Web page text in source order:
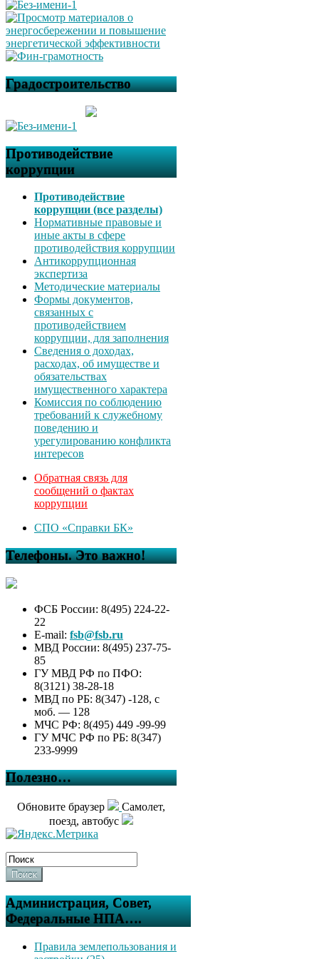
Градостроительство
Противодействие
коррупции
Противодействие
коррупции (все разделы)
Нормативные правовые и
иные акты в сфере
противодействия коррупции
Антикоррупционная
экспертиза
Методические материалы
Формы документов,
связанных с
противодействием
коррупции, для заполнения
Сведения о доходах,
расходах, об имуществе и
обязательствах
имущественного характера
Комиссия по соблюдению
требований к служебному
поведению и
урегулированию конфликта
интересов
Обратная связь для
сообщений о фактах
коррупции
СПО «Справки БК»
Телефоны. Это важно!
ФСБ России: 8(495) 224-22-
22
E-mail: fsb@fsb.ru
МВД России: 8(495) 237-75-
85
ГУ МВД РФ по ПФО:
8(3121) 38-28-18
МВД по РБ: 8(347) -128, с
моб. — 128
МЧС РФ: 8(495) 449 -99-99
ГУ МЧС РФ по РБ: 8(347)
233-9999
Полезно…
Обновите браузер
Самолет,
поезд, автобус
Поиск
Администрация, Совет,
Федеральные НПА….
Правила землепользования и